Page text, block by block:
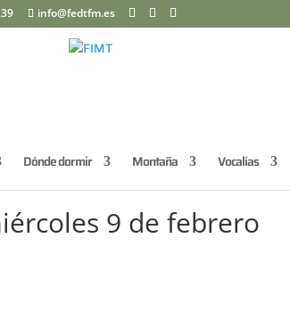
info@fedtfm.es
Dónde dormir Montaña Vocalías
9 de febrero